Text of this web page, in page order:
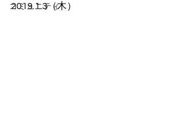
コミュニティ
2019.1.3（木）